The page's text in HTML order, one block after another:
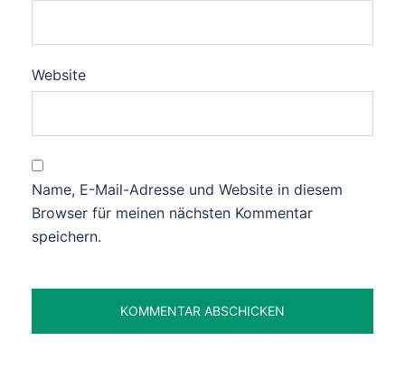
Website
Name, E-Mail-Adresse und Website in diesem
Browser für meinen nächsten Kommentar
speichern.